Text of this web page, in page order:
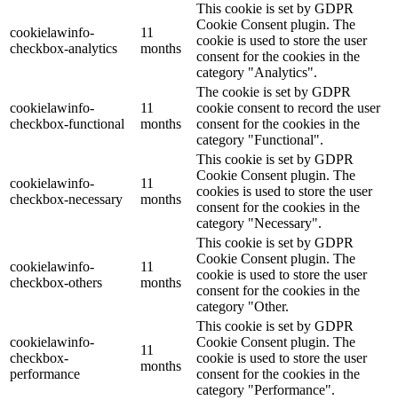
cookielawinfo-
checkbox-analytics
11
months
This cookie is set by GDPR
Cookie Consent plugin. The
cookie is used to store the user
consent for the cookies in the
category "Analytics".
cookielawinfo-
checkbox-functional
11
months
The cookie is set by GDPR
cookie consent to record the user
consent for the cookies in the
category "Functional".
cookielawinfo-
checkbox-necessary
11
months
This cookie is set by GDPR
Cookie Consent plugin. The
cookies is used to store the user
consent for the cookies in the
category "Necessary".
cookielawinfo-
checkbox-others
11
months
This cookie is set by GDPR
Cookie Consent plugin. The
cookie is used to store the user
consent for the cookies in the
category "Other.
cookielawinfo-
checkbox-
performance
11
months
This cookie is set by GDPR
Cookie Consent plugin. The
cookie is used to store the user
consent for the cookies in the
category "Performance".